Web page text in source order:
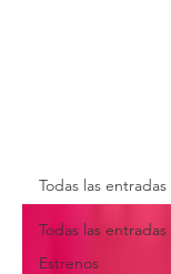
Todas las entradas
Estrenos
Todas las entradas